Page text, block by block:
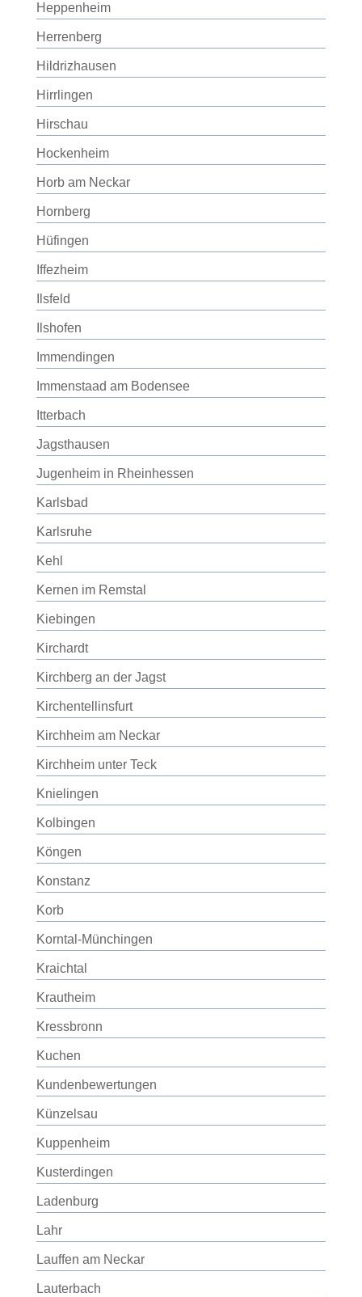
Heppenheim
Herrenberg
Hildrizhausen
Hirrlingen
Hirschau
Hockenheim
Horb am Neckar
Hornberg
Hüfingen
Iffezheim
Ilsfeld
Ilshofen
Immendingen
Immenstaad am Bodensee
Itterbach
Jagsthausen
Jugenheim in Rheinhessen
Karlsbad
Karlsruhe
Kehl
Kernen im Remstal
Kiebingen
Kirchardt
Kirchberg an der Jagst
Kirchentellinsfurt
Kirchheim am Neckar
Kirchheim unter Teck
Knielingen
Kolbingen
Köngen
Konstanz
Korb
Korntal-Münchingen
Kraichtal
Krautheim
Kressbronn
Kuchen
Kundenbewertungen
Künzelsau
Kuppenheim
Kusterdingen
Ladenburg
Lahr
Lauffen am Neckar
Lauterbach